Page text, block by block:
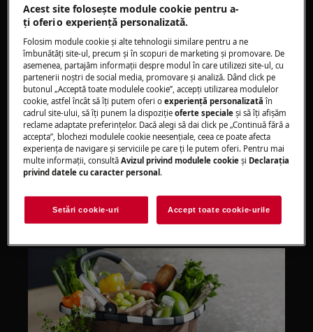
Se aplică
Congelatoare frigorifice
Frigidere
Congelatoare
Soluție
1. Utilizați „Fast Cool” și „Fast Freeze” (alte
denumiri „Coolmatic”, „Frostmatic”)
funcționează numai atunci când cantități mari
sau congelator (cum ar fi atunci când depozitați
cumpărăturile săptămânale la cumpărături).
Acest site folosește module cookie pentru a-
ţi oferi o experienţă personalizată.
Folosim module cookie și alte tehnologii similare pentru a ne
îmbunătăţi site-ul, precum și în scopuri de marketing și promovare. De
asemenea, partajăm informaţii despre modul în care utilizezi site-ul, cu
partenerii noștri de social media, promovare și analiză. Dând click pe
butonul „Acceptă toate modulele cookie”, accepţi utilizarea modulelor
cookie, astfel încât să îţi putem oferi oexperienţă personalizată în
cadrul site-ului, să îţi punem la dispoziţieoferte speciale și să îţi afișăm
reclame adaptate preferinţelor. Dacă alegi să dai click pe „Continuă fără a
accepta”, blochezi modulele cookie neesenţiale, ceea ce poate afecta
experienţa de navigare și serviciile pe care ţi le putem oferi. Pentru mai
multe informaţii, consultăAvizul privind modulele cookie și Declaraţia
privind datele cu caracter personal .
Setări cookie-uri Accept toate cookie-urile